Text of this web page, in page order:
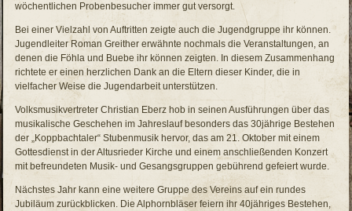
wöchentlichen Probenbesucher immer gut versorgt.
Bei einer Vielzahl von Auftritten zeigte auch die Jugendgruppe ihr können.
Jugendleiter Roman Greither erwähnte nochmals die Veranstaltungen, an
denen die Föhla und Buebe ihr können zeigten. In diesem Zusammenhang
richtete er einen herzlichen Dank an die Eltern dieser Kinder, die in
vielfacher Weise die Jugendarbeit unterstützen.
Volksmusikvertreter Christian Eberz hob in seinen Ausführungen über das
musikalische Geschehen im Jahreslauf besonders das 30jährige Bestehen
der „Koppbachtaler“ Stubenmusik hervor, das am 21. Oktober mit einem
Gottesdienst in der Altusrieder Kirche und einem anschließenden Konzert
mit befreundeten Musik- und Gesangsgruppen gebührend gefeiert wurde.
Nächstes Jahr kann eine weitere Gruppe des Vereins auf ein rundes
Jubiläum zurückblicken. Die Alphornbläser feiern ihr 40jähriges Bestehen,